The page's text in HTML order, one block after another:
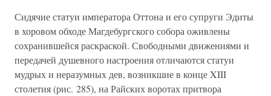
Сидячие статуи императора Оттона и его супруги Эдиты
в хоровом обходе Магдебургского собора оживлены
сохранившейся раскраской. Свободными движениями и
передачей душевного настроения отличаются статуи
мудрых и неразумных дев, возникшие в конце XIII
столетия (рис. 285), на Райских воротах притвора